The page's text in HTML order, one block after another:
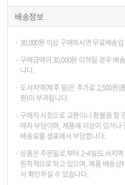
배송정보
30,000원 이상 구매하시면 무료배송입
구매금액이 30,000원 이하일 경우 배
니다.
도서지역(제주 등)은 추가로 2,500원(
원)이 부과됩니다.
구매자 사정으로 교환이나 환불을 할
매자 부담이며, 제품에 이상이 있거나
배송료를 샘표에서 부담합니다.
상품은 주문일로 부터 2~4일(도서지
원칙적으로 하고 있으며, 제품 배송상
서 확인하실 수 있습니다.